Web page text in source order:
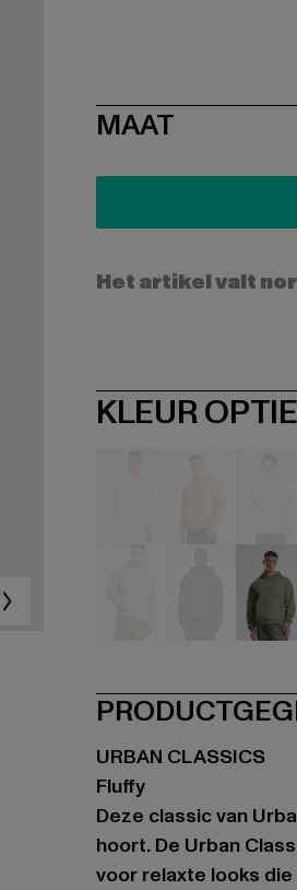
SIZE
MAAT
Het artikel valt
KLEUR
URBAN CLASSICS
Fluffy
Deze classic van
hoort. De Urban
voor relaxte looks